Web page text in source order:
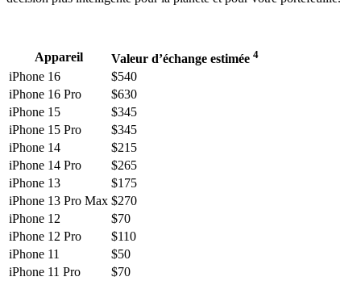
Appareil Valeur d’échange estimée 4
iPhone 16
$540
iPhone 16 Pro
$630
iPhone 15
$345
iPhone 15 Pro
$345
iPhone 14
$215
iPhone 14 Pro
$265
iPhone 13
$175
iPhone 13 Pro Max $270
iPhone 12
$70
iPhone 12 Pro
$110
iPhone 11
$50
iPhone 11 Pro
$70